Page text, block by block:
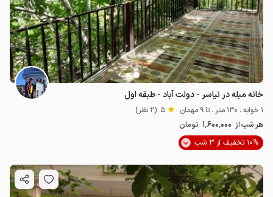
خانه مبله در نیاسر - دولت آباد - طبقه اول
1 خوابه . 130 متر . تا 9 مهمان 5 (2 نظر)
هر شب از 1٬600٬000 تومان
10% تخفیف از 3 شب